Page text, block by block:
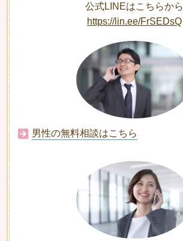
公式LINEはこちらから
https://lin.ee/FrSEDsQ
男性の無料相談はこちら